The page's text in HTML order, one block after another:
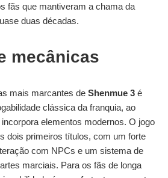
fãs que mantiveram a chama da
duas décadas.
mecânicas
mais marcantes de Shenmue 3 é
clássica da franquia, ao
elementos modernos. O jogo
dois primeiros títulos, com um forte
com NPCs e um sistema de
marciais. Para os fãs de longa